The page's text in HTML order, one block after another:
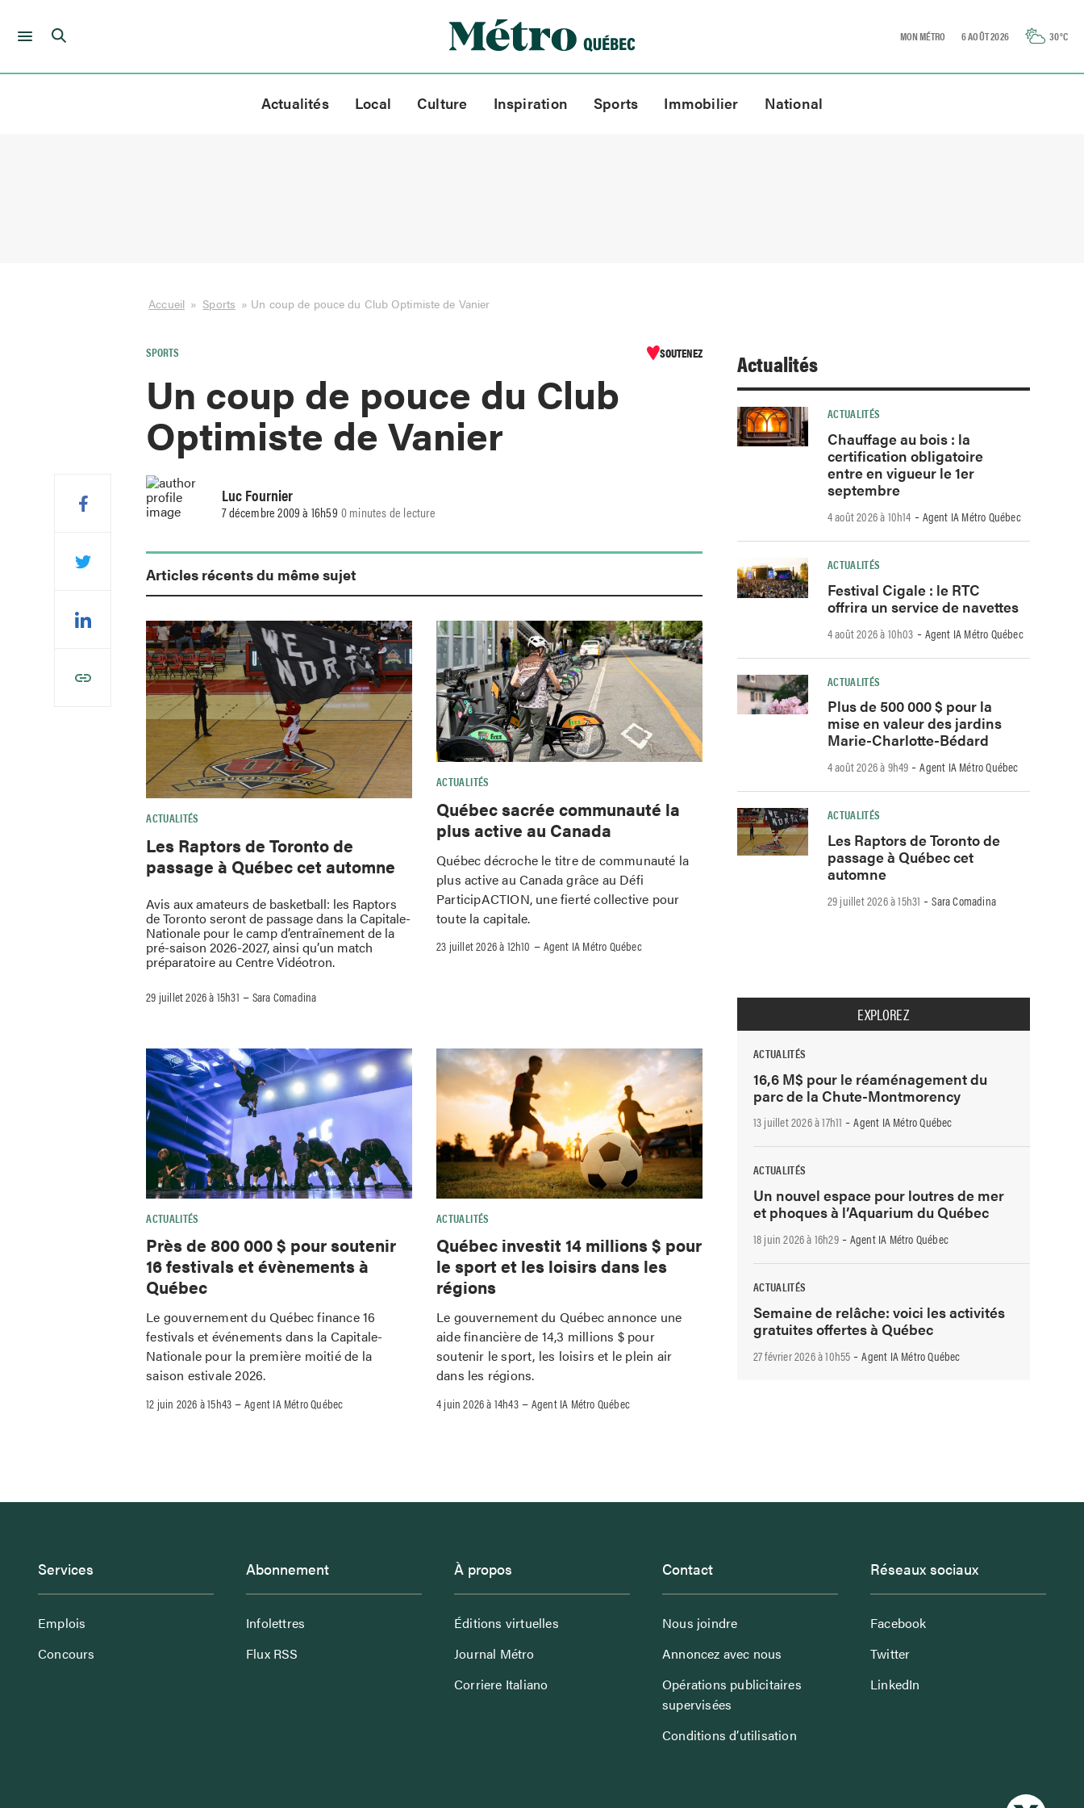
Skip
MON MÉTRO 6 AOÛT 2026 30°C
Actualités Local Culture Inspiration Sports Immobilier National
Accueil » Sports » Un coup de pouce du Club Optimiste de Vanier
SPORTS SOUTENEZ
Un coup de pouce du Club
Optimiste de Vanier
Luc Fournier
7 décembre 2009 à 16h59 0 minutes de lecture
Articles récents du même sujet
ACTUALITÉS
Les Raptors de Toronto de
passage à Québec cet automne
Avis aux amateurs de basketball: les Raptors
de Toronto seront de passage dans la Capitale-
Nationale pour le camp d’entraînement de la
pré-saison 2026-2027, ainsi qu’un match
préparatoire au Centre Vidéotron.
29 juillet 2026 à 15h31 –Sara Comadina
ACTUALITÉS
Québec sacrée communauté la
plus active au Canada
Québec décroche le titre de communauté la
plus active au Canada grâce au Défi
ParticipACTION, une fierté collective pour
toute la capitale.
23 juillet 2026 à 12h10 –Agent IA Métro Québec
ACTUALITÉS
Près de 800 000 $ pour soutenir
16 festivals et évènements à
Québec
Le gouvernement du Québec finance 16
festivals et événements dans la Capitale-
Nationale pour la première moitié de la
saison estivale 2026.
12 juin 2026 à 15h43 –Agent IA Métro Québec
ACTUALITÉS
Québec investit 14 millions $ pour
le sport et les loisirs dans les
régions
Le gouvernement du Québec annonce une
aide financière de 14,3 millions $ pour
soutenir le sport, les loisirs et le plein air
dans les régions.
4 juin 2026 à 14h43–Agent IA Métro Québec
Actualités
ACTUALITÉS
Chauffage au bois : la
certification obligatoire
entre en vigueur le 1er
septembre
4 août 2026 à 10h14 -Agent IA Métro Québec
ACTUALITÉS
Festival Cigale : le RTC
offrira un service de navettes
4 août 2026 à 10h03 -Agent IA Métro Québec
ACTUALITÉS
Plus de 500 000 $ pour la
mise en valeur des jardins
Marie-Charlotte-Bédard
4 août 2026 à 9h49 -Agent IA Métro Québec
ACTUALITÉS
Les Raptors de Toronto de
passage à Québec cet
automne
29 juillet 2026 à 15h31 -Sara Comadina
EXPLOREZ
ACTUALITÉS
16,6 M$ pour le réaménagement du
parc de la Chute-Montmorency
13 juillet 2026 à 17h11 -Agent IA Métro Québec
ACTUALITÉS
Un nouvel espace pour loutres de mer
et phoques à l’Aquarium du Québec
18 juin 2026 à 16h29-Agent IA Métro Québec
ACTUALITÉS
Semaine de relâche: voici les activités
gratuites offertes à Québec
27 février 2026 à 10h55 -Agent IA Métro Québec
Services
Emplois
Concours
Abonnement
Infolettres
Flux RSS
À propos
Éditions virtuelles
Journal Métro
Corriere Italiano
Contact
Nous joindre
Annoncez avec nous
Opérations publicitaires
supervisées
Conditions d’utilisation
Réseaux sociaux
Facebook
Twitter
LinkedIn